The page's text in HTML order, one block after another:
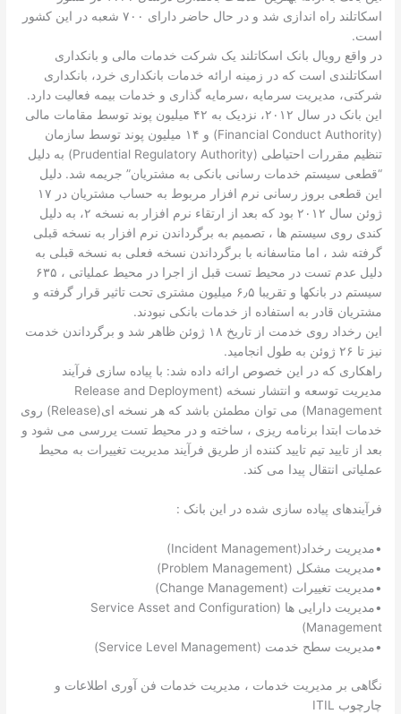
اسکاتلند راه اندازی شد و در حال حاضر دارای ۷۰۰ شعبه در این کشور
است.
در واقع رویال بانک اسکاتلند یک شرکت خدمات مالی و بانکداری
اسکاتلندی است که در زمینه ارائه خدمات بانکداری خرد، بانکداری
شرکتی، مدیریت سرمایه ،سرمایه گذاری و خدمات بیمه فعالیت دارد.
این بانک در سال ۲۰۱۲، نزدیک به ۴۲ میلیون پوند توسط مقامات مالی
(Financial Conduct Authority) و ۱۴ میلیون پوند توسط سازمان
تنظیم مقررات احتیاطی (Prudential Regulatory Authority) به دلیل
“قطعی سیستم خدمات رسانی بانکی به مشتریان” جریمه شد. دلیل
این قطعی بروز رسانی نرم افزار مربوط به حساب مشتریان در ۱۷
ژوئن سال ۲۰۱۲ بود که بعد از ارتقاء نرم افزار به نسخه ۲، به دلیل
کندی روی سیستم ها ، تصمیم به برگرداندن نرم افزار به نسخه قبلی
گرفته شد ، اما متاسفانه با برگرداندن نسخه فعلی به نسخه قبلی به
دلیل عدم تست در محیط تست قبل از اجرا در محیط عملیاتی ، ۶۳۵
سیستم در بانکها و تقریبا ۶٫۵ میلیون مشتری تحت تاثیر قرار گرفته و
مشتریان قادر به استفاده از خدمات بانکی نبودند.
این رخداد روی خدمت از تاریخ ۱۸ ژوئن ظاهر شد و برگرداندن خدمت
نیز تا ۲۶ ژوئن به طول انجامید.
راهکاری که در این خصوص ارائه داده شد: با پیاده سازی فرآیند
مدیریت توسعه و انتشار نسخه (Release and Deployment
Management) می توان مطمئن باشد که هر نسخه ای(Release) روی
خدمات ابتدا برنامه ریزی ، ساخته و در محیط تست یررسی می شود و
بعد از تایید تیم تایید کننده از طریق فرآیند مدیریت تغییرات به محیط
عملیاتی انتقال پیدا می کند.
فرآیندهای پیاده سازی شده در این بانک :
•مدیریت رخداد(Incident Management)
•مدیریت مشکل (Problem Management)
•مدیریت تغییرات (Change Management)
•مدیریت دارایی ها (Service Asset and Configuration
Management)
•مدیریت سطح خدمت (Service Level Management)
نگاهی بر مدیریت خدمات ، مدیریت خدمات فن آوری اطلاعات و
چارچوب ITIL